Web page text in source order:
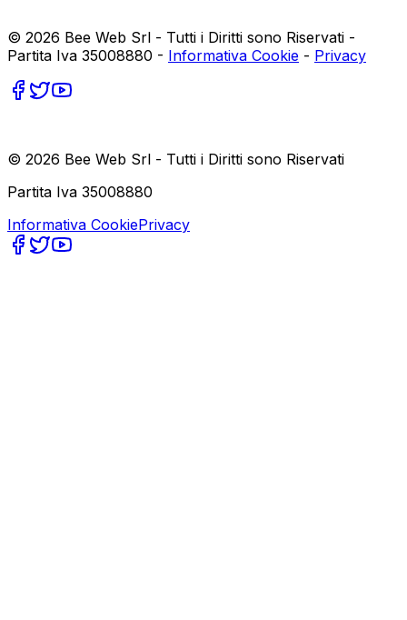
© 2026 Bee Web Srl - Tutti i Diritti sono Riservati -
Partita Iva 35008880 - Informativa Cookie - Privacy
© 2026 Bee Web Srl - Tutti i Diritti sono Riservati
Partita Iva 35008880
Informativa CookiePrivacy